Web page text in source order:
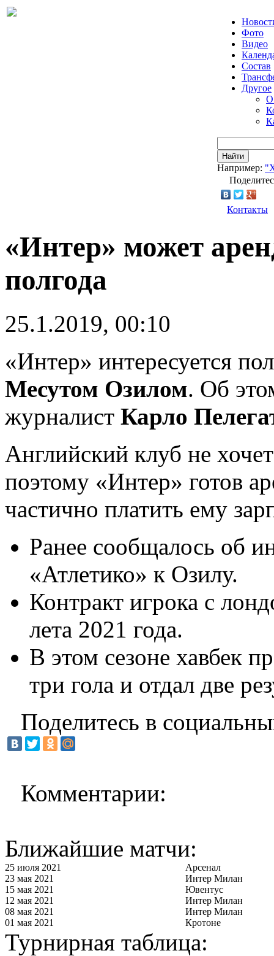
Фото
Видео
Состав
Другое
О
Найти
Например:
Контакты
«Интер» может
полгода
25.1.2019, 00:10
«Интер» интересуется
Месутом Озилом. Об
журналист Карло
Английский клуб не
поэтому «Интер» готов
частично платить ему
Ранее сообщалось об
«Атлетико» к Озилу.
Контракт игрока с
лета 2021 года.
В этом сезоне хавбек
три гола и отдал две
Поделитесь в
Комментарии:
Ближайшие матчи:
25 июля 2021
Арсенал
23 мая 2021
Интер Милан
15 мая 2021
Ювентус
12 мая 2021
Интер Милан
08 мая 2021
Интер Милан
01 мая 2021
Кротоне
Турнирная таблица: